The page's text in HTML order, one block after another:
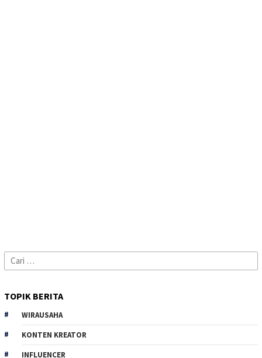
Cari
untuk:
TOPIK BERITA
WIRAUSAHA
KONTEN KREATOR
INFLUENCER